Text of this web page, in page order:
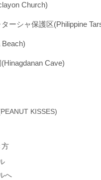
Church)
ーシャ保護区(Philippine
Cave)
KISSES)
方
へ